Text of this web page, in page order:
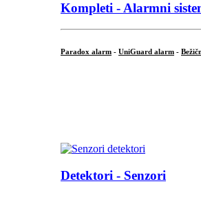
Kompleti - Alarmni
Paradox alarm - UniGuard alarm -
Detektori - Senzori